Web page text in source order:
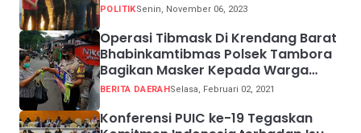
POLITIKSenin, November 06, 2023
Operasi Tibmask Di Krendang Barat
Bhabinkamtibmas Polsek Tambora
Bagikan Masker Kepada Warga
Pelanggar Prokes
BERITA DAERAHSelasa, Februari 02, 2021
Konferensi PUIC ke-19 Tegaskan